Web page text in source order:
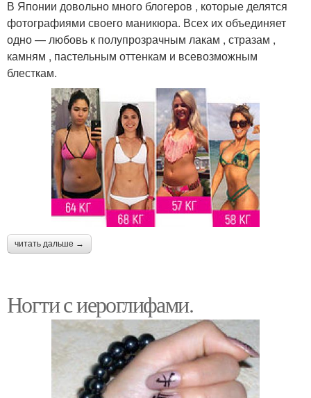
В Японии довольно много блогеров , которые делятся
фотографиями своего маникюра. Всех их объединяет
одно — любовь к полупрозрачным лакам , стразам ,
камням , пастельным оттенкам и всевозможным
блесткам.
читать дальше →
Ногти с иероглифами.